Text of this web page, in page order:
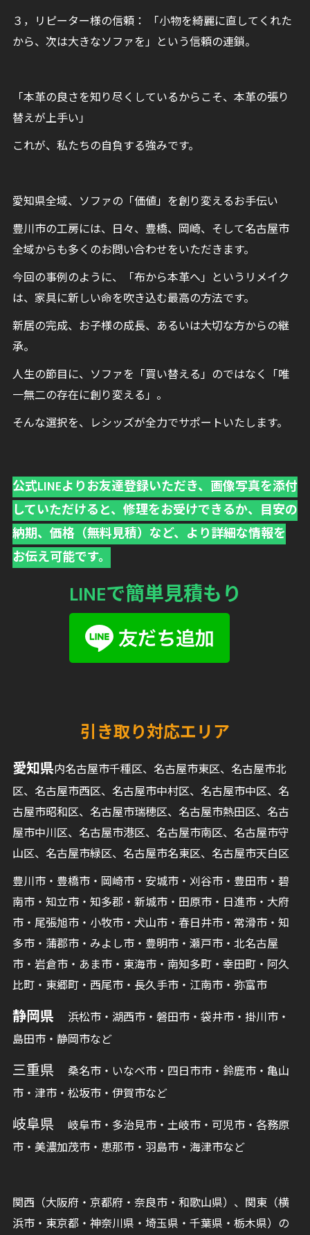
３，リピーター様の信頼： 「小物を綺麗に直してくれた
から、次は大きなソファを」という信頼の連鎖。
「本革の良さを知り尽くしているからこそ、本革の張り
替えが上手い」
これが、私たちの自負する強みです。
愛知県全域、ソファの「価値」を創り変えるお手伝い
豊川市の工房には、日々、豊橋、岡崎、そして名古屋市
全域からも多くのお問い合わせをいただきます。
今回の事例のように、「布から本革へ」というリメイク
は、家具に新しい命を吹き込む最高の方法です。
新居の完成、お子様の成長、あるいは大切な方からの継
承。
人生の節目に、ソファを「買い替える」のではなく「唯
一無二の存在に創り変える」。
そんな選択を、レシッズが全力でサポートいたします。
公式LINEよりお友達登録いただき、画像写真を添付
していただけると、修理をお受けできるか、目安の
納期、価格（無料見積）など、より詳細な情報を
お伝え可能です。
LINEで簡単見積もり
引き取り対応エリア
愛知県内名古屋市千種区、名古屋市東区、名古屋市北
区、名古屋市西区、名古屋市中村区、名古屋市中区、名
古屋市昭和区、名古屋市瑞穂区、名古屋市熱田区、名古
屋市中川区、名古屋市港区、名古屋市南区、名古屋市守
山区、名古屋市緑区、名古屋市名東区、名古屋市天白区
豊川市・豊橋市・岡崎市・安城市・刈谷市・豊田市・碧
南市・知立市・知多郡・新城市・田原市・日進市・大府
市・尾張旭市・小牧市・犬山市・春日井市・常滑市・知
多市・蒲郡市・みよし市・豊明市・瀬戸市・北名古屋
市・岩倉市・あま市・東海市・南知多町・幸田町・阿久
比町・東郷町・西尾市・長久手市・江南市・弥富市
静岡県
浜松市・湖西市・磐田市・袋井市・掛川市・
島田市・静岡市など
三重県
桑名市・いなべ市・四日市市・鈴鹿市・亀山
市・津市・松坂市・伊賀市など
岐阜県
岐阜市・多治見市・土岐市・可児市・各務原
市・美濃加茂市・恵那市・羽島市・海津市など
関西（大阪府・京都府・奈良市・和歌山県）、関東（横
浜市・東京都・神奈川県・埼玉県・千葉県・栃木県）の